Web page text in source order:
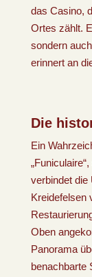
das Casino,
Ortes zählt.
sondern
erinnert an
Die
Ein
verbindet die
Kreidefelsen
Oben
Panorama
benachbarte